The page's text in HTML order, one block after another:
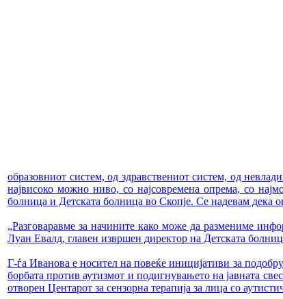
образовниот систем, од здравствениот систем, од
највисоко можно ниво, со најсовремена опрема, со
болница и Детската болница во Скопје. Се надевам дека
„Разговаравме за начините како може да размениме
Луан Евалд, главен извршен директор на Детската
Г-ѓа Иванова е носител на повеќе иницијативи за
борбата против аутизмот и подигнувањето на јавната
отворен Центарот за сензорна терапија за лица со